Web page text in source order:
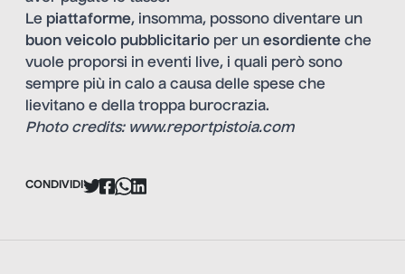
Le piattaforme, insomma, possono diventare un
buon veicolo pubblicitario per un esordiente che
vuole proporsi in eventi live, i quali però sono
sempre più in calo a causa delle spese che
lievitano e della troppa burocrazia.
Photo credits: www.reportpistoia.com
CONDIVIDI